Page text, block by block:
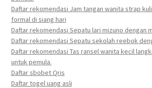
Daftar rekomendasi Jam tangan wanita strap
formal di siang hari
Daftar rekomendasi Sepatu lari mizuno dengan
Daftar rekomendasi Sepatu sekolah reebok
Daftar rekomendasi Tas ransel wanita kecil
untuk pemula.
Daftar sbobet Qris
Daftar togel uang asli